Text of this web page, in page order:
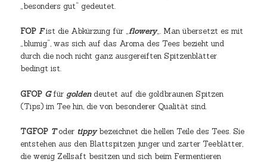
„besonders gut“ gedeutet.
FOP Fist die Abkürzung für „flowery„. Man übersetzt es mit
„blumig“, was sich auf das Aroma des Tees bezieht und
durch die noch nicht ganz ausgereiften Spitzenblätter
bedingt ist.
GFOP Gfür goldendeutet auf die goldbraunen Spitzen
(Tips) im Tee hin, die von besonderer Qualität sind.
TGFOP Toder tippybezeichnet die hellen Teile des Tees. Sie
entstehen aus den Blattspitzen junger und zarter Teeblätter,
die wenig Zellsaft besitzen und sich beim Fermentieren